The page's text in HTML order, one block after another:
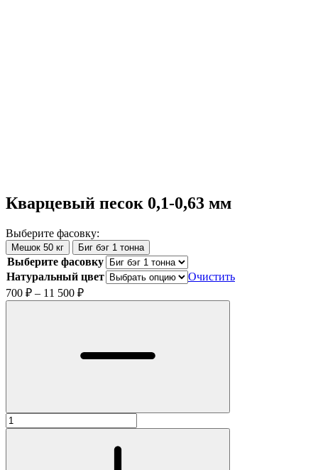
Кварцевый песок 0,1-0,63 мм
Выберите фасовку:
Мешок 50 кг Биг бэг 1 тонна
Выберите фасовку
Натуральный цвет
Очистить
700 ₽ – 11 500 ₽Диапазон
цен:
Количество
товара